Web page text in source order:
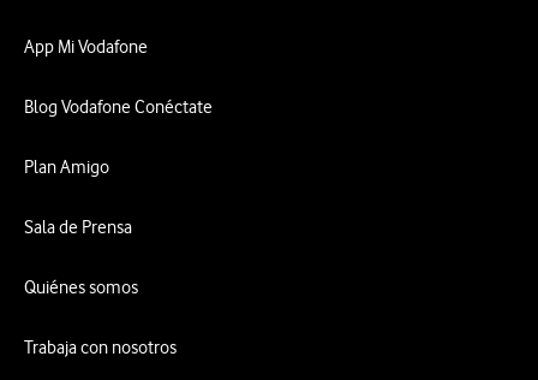
App Mi Vodafone
Blog Vodafone Conéctate
Plan Amigo
Sala de Prensa
Quiénes somos
Trabaja con nosotros